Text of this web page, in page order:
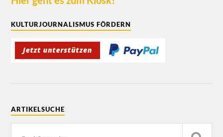
KULTURJOURNALISMUS FÖRDERN
ARTIKELSUCHE